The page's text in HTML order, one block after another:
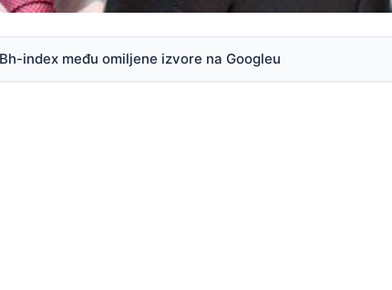
index među omiljene izvore na Googleu